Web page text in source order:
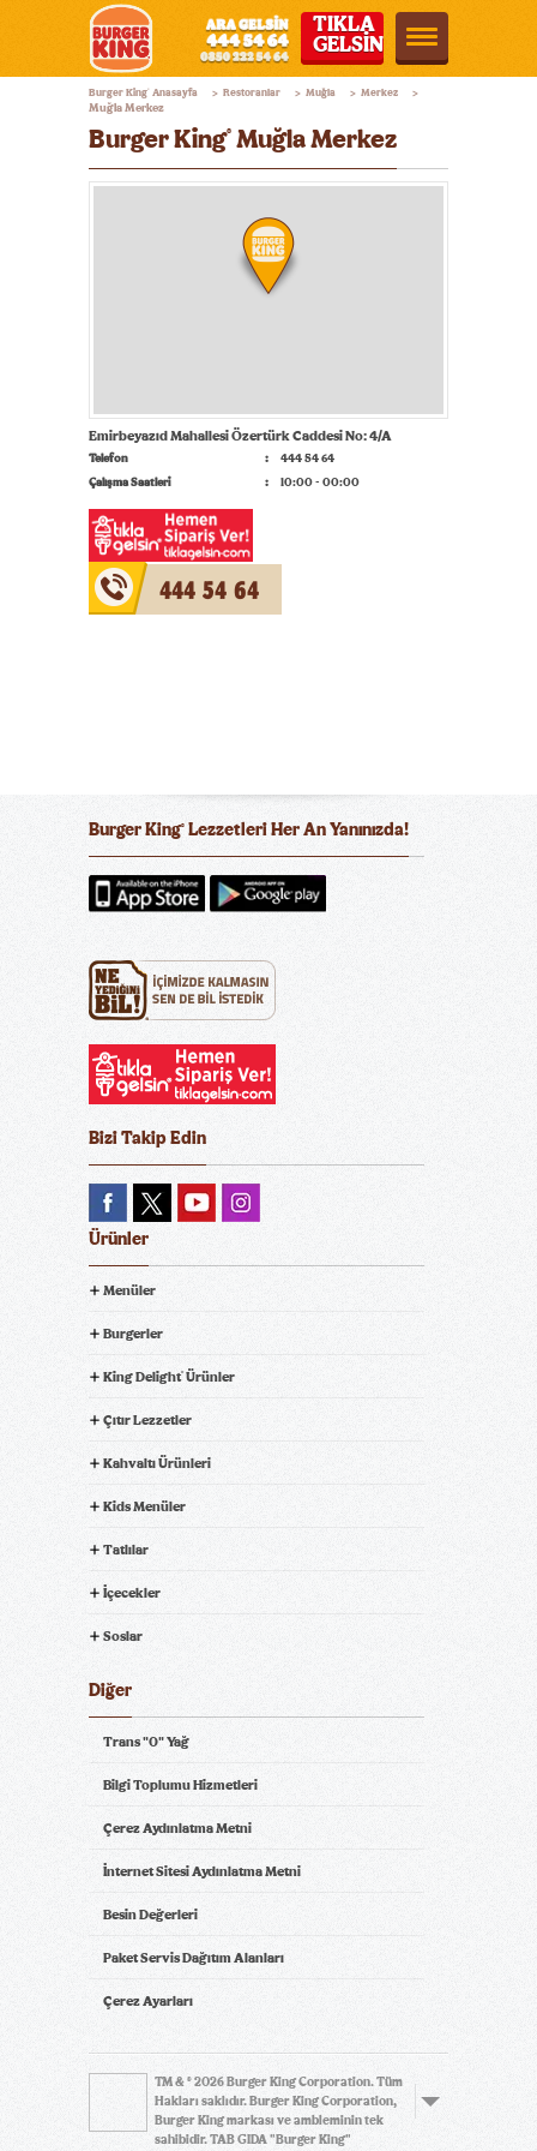
Burger
King®
Türkiye
TIKLA
GELSİN
Burger King® Anasayfa > Restoranlar > Muğla > Merkez >
Muğla Merkez
Burger King® Muğla Merkez
Emirbeyazıd Mahallesi Özertürk Caddesi No: 4/A
Telefon
444 54 64
Çalışma Saatleri
10:00 - 00:00
444 54 64
Burger King® Lezzetleri Her An Yanınızda!
Bizi Takip Edin
Ürünler
Menüler
Burgerler
King Delight® Ürünler
Çıtır Lezzetler
Kahvaltı Ürünleri
Kids Menüler
Tatlılar
İçecekler
Soslar
Diğer
Trans "0" Yağ
Bilgi Toplumu Hizmetleri
Çerez Aydınlatma Metni
İnternet Sitesi Aydınlatma Metni
Besin Değerleri
Paket Servis Dağıtım Alanları
Çerez Ayarları
TM & © 2026 Burger King Corporation. Tüm
Hakları saklıdır. Burger King Corporation,
Burger King markası ve ambleminin tek
sahibidir. TAB GIDA "Burger King"